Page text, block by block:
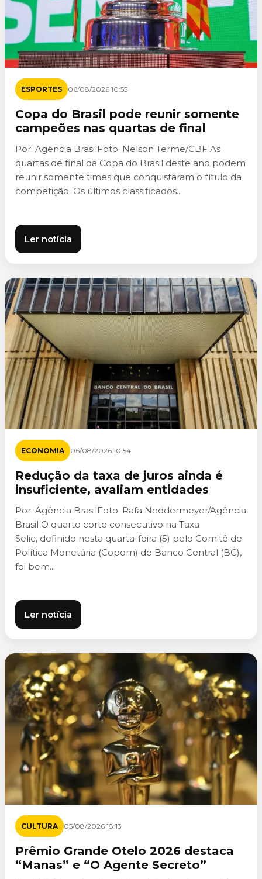
ESPORTES 06/08/2026 10:55
Copa do Brasil pode reunir somente
campeões nas quartas de final
Por: Agência BrasilFoto: Nelson Terme/CBF As
quartas de final da Copa do Brasil deste ano podem
reunir somente times que conquistaram o título da
competição. Os últimos classificados...
Ler notícia
ECONOMIA 06/08/2026 10:54
Redução da taxa de juros ainda é
insuficiente, avaliam entidades
Por: Agência BrasilFoto: Rafa Neddermeyer/Agência
Brasil O quarto corte consecutivo na Taxa
Selic, definido nesta quarta-feira (5) pelo Comitê de
Política Monetária (Copom) do Banco Central (BC),
foi bem...
Ler notícia
CULTURA 05/08/2026 18:13
Prêmio Grande Otelo 2026 destaca
“Manas” e “O Agente Secreto”